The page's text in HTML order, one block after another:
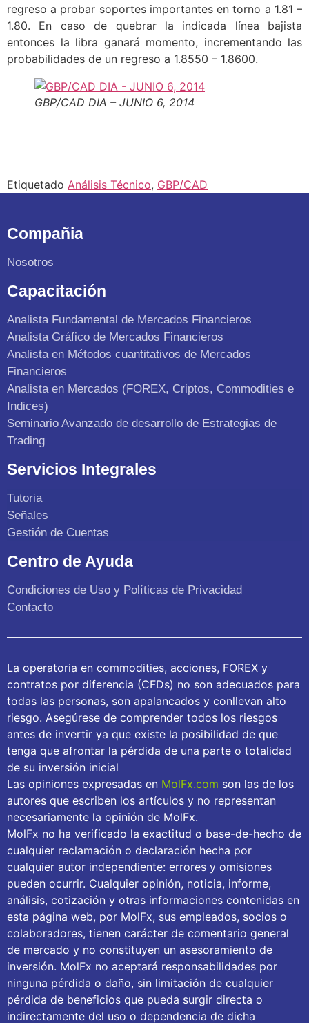
regreso a probar soportes importantes en torno a 1.81 –
1.80. En caso de quebrar la indicada línea bajista
entonces la libra ganará momento, incrementando las
probabilidades de un regreso a 1.8550 – 1.8600.
GBP/CAD DIA – JUNIO 6, 2014
Etiquetado Análisis Técnico, GBP/CAD
Compañia
Nosotros
Capacitación
Analista Fundamental de Mercados Financieros
Analista Gráfico de Mercados Financieros
Analista en Métodos cuantitativos de Mercados
Financieros
Analista en Mercados (FOREX, Criptos, Commodities e
Indices)
Seminario Avanzado de desarrollo de Estrategias de
Trading
Servicios Integrales
Tutoria
Señales
Gestión de Cuentas
Centro de Ayuda
Condiciones de Uso y Políticas de Privacidad
Contacto
La operatoria en commodities, acciones, FOREX y
contratos por diferencia (CFDs) no son adecuados para
todas las personas, son apalancados y conllevan alto
riesgo. Asegúrese de comprender todos los riesgos
antes de invertir ya que existe la posibilidad de que
tenga que afrontar la pérdida de una parte o totalidad
de su inversión inicial
Las opiniones expresadas en MolFx.com son las de los
autores que escriben los artículos y no representan
necesariamente la opinión de MolFx.
MolFx no ha verificado la exactitud o base-de-hecho de
cualquier reclamación o declaración hecha por
cualquier autor independiente: errores y omisiones
pueden ocurrir. Cualquier opinión, noticia, informe,
análisis, cotización y otras informaciones contenidas en
esta página web, por MolFx, sus empleados, socios o
colaboradores, tienen carácter de comentario general
de mercado y no constituyen un asesoramiento de
inversión. MolFx no aceptará responsabilidades por
ninguna pérdida o daño, sin limitación de cualquier
pérdida de beneficios que pueda surgir directa o
indirectamente del uso o dependencia de dicha